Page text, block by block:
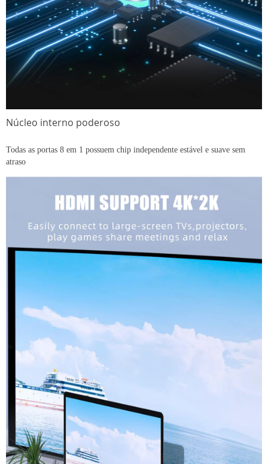
Núcleo interno poderoso
Todas as portas 8 em 1 possuem chip independente estável e suave sem
atraso